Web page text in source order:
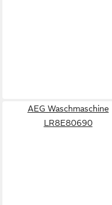
AEG Waschmaschine
LR8E80690